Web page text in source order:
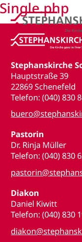
Stephanskirche
Hauptstraße 39
22869 Schenefeld
Telefon: (040) 830
Pastorin
Dr. Rinja Müller
Telefon: (040) 830
Diakon
Daniel Kiwitt
Telefon: (040) 830